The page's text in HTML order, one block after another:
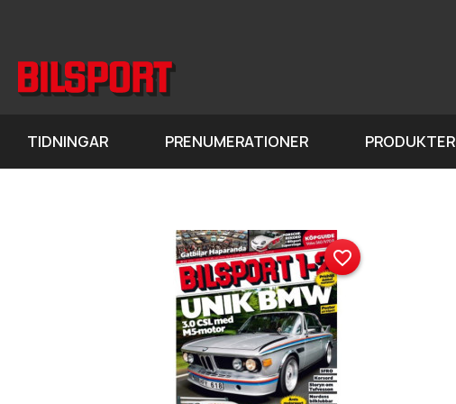
TIDNINGAR PRENUMERATIONER PRODUKTER
favorite_border